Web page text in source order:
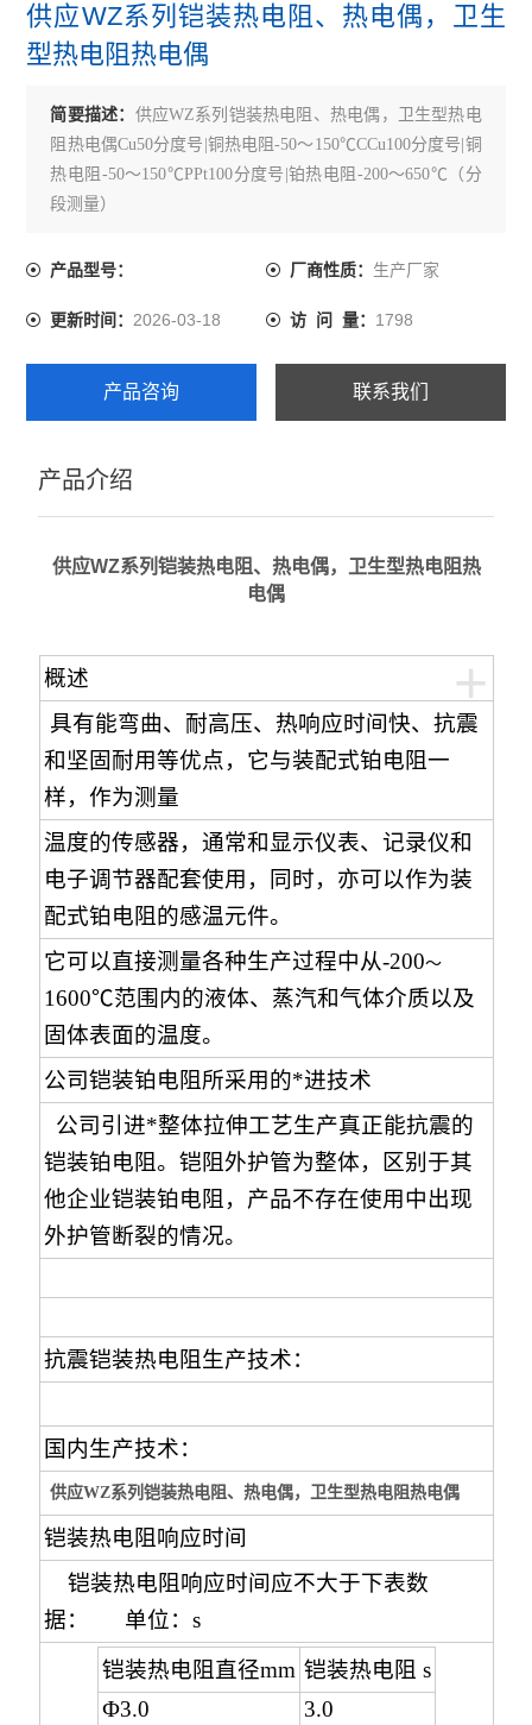
供应WZ系列铠装热电阻、热电偶，卫生
型热电阻热电偶
简要描述： 供应WZ系列铠装热电阻、热电偶，卫生型热电
阻热电偶Cu50分度号|铜热电阻-50～150℃CCu100分度号|铜
热电阻-50～150℃PPt100分度号|铂热电阻-200～650℃（分
段测量）
产品型号： 厂商性质： 生产厂家
更新时间：2026-03-18 访 问 量： 1798
产品咨询 联系我们
产品介绍
供应WZ系列铠装热电阻、热电偶，卫生型热电阻热
电偶
+
概述
具有能弯曲、耐高压、热响应时间快、抗震
和坚固耐用等优点，它与装配式铂电阻一
样，作为测量
温度的传感器，通常和显示仪表、记录仪和
电子调节器配套使用，同时，亦可以作为装
配式铂电阻的感温元件。
它可以直接测量各种生产过程中从-200～
1600℃范围内的液体、蒸汽和气体介质以及
固体表面的温度。
公司铠装铂电阻所采用的*进技术
公司引进*整体拉伸工艺生产真正能抗震的
铠装铂电阻。铠阻外护管为整体，区别于其
他企业铠装铂电阻，产品不存在使用中出现
外护管断裂的情况。
抗震铠装热电阻生产技术：
国内生产技术：
供应WZ系列铠装热电阻、热电偶，卫生型热电阻热电偶
铠装热电阻 响应时间
铠装热电阻响应时间应不大于下表数
据： 单位：s
铠装热电阻直径mm 铠装热电阻 s
Ф3.0
3.0